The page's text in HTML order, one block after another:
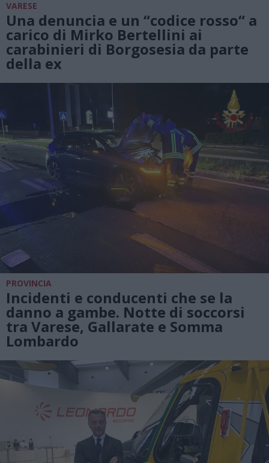
VARESE
Una denuncia e un “codice rosso“ a
carico di Mirko Bertellini ai
carabinieri di Borgosesia da parte
della ex
PROVINCIA
Incidenti e conducenti che se la
danno a gambe. Notte di soccorsi
tra Varese, Gallarate e Somma
Lombardo